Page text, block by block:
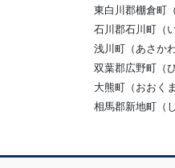
東白川郡棚倉町
石川郡石川町（
浅川町（あさか
双葉郡広野町（
大熊町（おおく
相馬郡新地町（